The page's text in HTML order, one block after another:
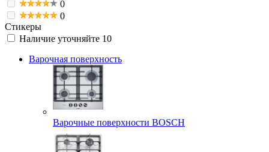
0
0
Стикеры
Наличие уточняйте 10
Варочная поверхность
Варочные поверхности BOSCH